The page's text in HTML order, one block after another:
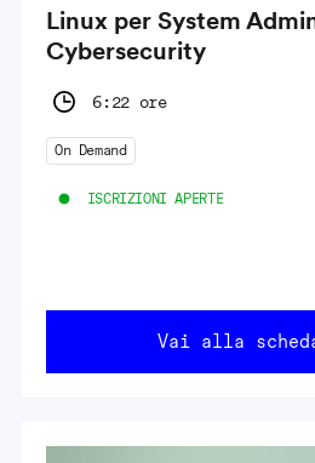
Linux per System
Cybersecurity
6:22 ore
On Demand
ISCRIZIONI APERTE
Vai alla